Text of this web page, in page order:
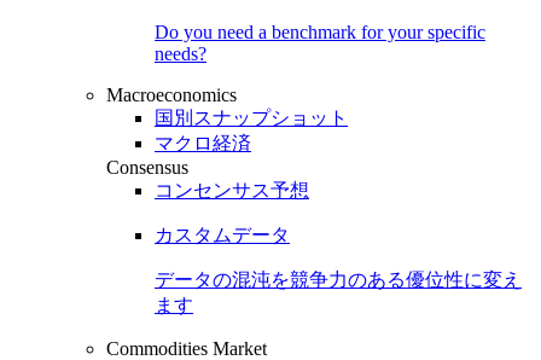
Do you need a benchmark for your specific
needs?
Macroeconomics
国別スナップショット
マクロ経済
Consensus
コンセンサス予想
カスタムデータ
データの混沌を競争力のある優位性に変え
ます
Commodities Market